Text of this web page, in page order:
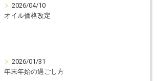
2026/04/10
オイル価格改定
2026/01/31
年末年始の過ごし方